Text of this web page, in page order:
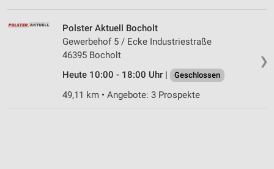
❯
Polster Aktuell Bocholt
Gewerbehof 5 / Ecke Industriestraße
46395 Bocholt
Heute 10:00 - 18:00 Uhr |
Geschlossen
49,11 km • Angebote: 3 Prospekte